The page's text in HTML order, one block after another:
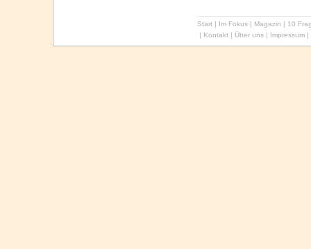
Start | Im Fokus | Magazin | 10
| Kontakt | Über uns | Impressum |